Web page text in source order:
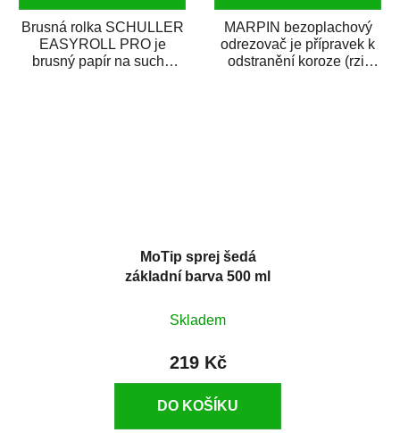
Brusná rolka SCHULLER
EASYROLL PRO je
brusný papír na suché
MARPIN bezoplachový
odrezovač je přípravek k
odstranění koroze (rzi)
MoTip sprej šedá
základní barva 500 ml
Skladem
219 Kč
DO KOŠÍKU